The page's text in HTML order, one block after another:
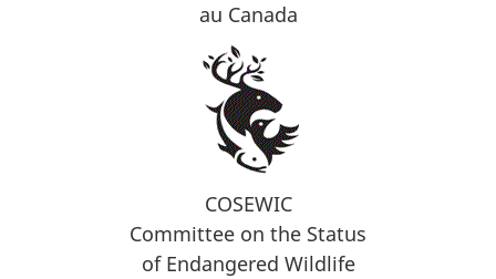
au Canada
COSEWIC
Committee on the Status
of Endangered Wildlife